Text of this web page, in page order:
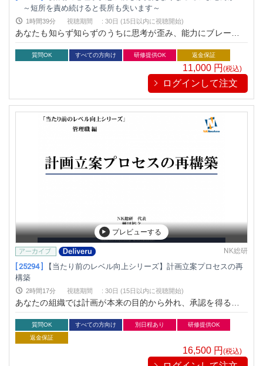
～短所を責め続けると長所も失います～
1時間39分 視聴期間 : 30日 (15日以内に視聴開始)
あなたも知らず知らずのうちに思考が歪み、能力にブレーキを
かけているかもれません。
質問OK すべての方向け 研修提供OK 返金保証
11,000 円(税込)
ログインして注文
プレビューする
NK総研
[ 25294 ]
【当たり前のレベル向上シリーズ】計画立案プロセスの再
構築
2時間17分 視聴期間 : 30日 (15日以内に視聴開始)
あなたの組織では計画が本来の目的から外れ、承認を得るため
の「見た目だけの計画」になっていませんか？。
質問OK すべての方向け 別日程あり
研修提供OK
返金保証
16,500 円(税込)